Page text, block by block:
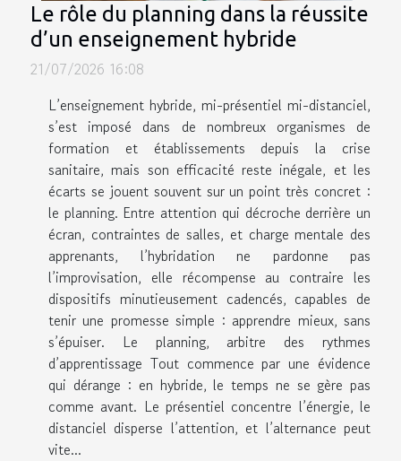
Le rôle du planning dans la réussite
d’un enseignement hybride
21/07/2026 16:08
L’enseignement hybride, mi-présentiel mi-distanciel,
s’est imposé dans de nombreux organismes de
formation et établissements depuis la crise
sanitaire, mais son efficacité reste inégale, et les
écarts se jouent souvent sur un point très concret :
le planning. Entre attention qui décroche derrière un
écran, contraintes de salles, et charge mentale des
apprenants, l’hybridation ne pardonne pas
l’improvisation, elle récompense au contraire les
dispositifs minutieusement cadencés, capables de
tenir une promesse simple : apprendre mieux, sans
s’épuiser. Le planning, arbitre des rythmes
d’apprentissage Tout commence par une évidence
qui dérange : en hybride, le temps ne se gère pas
comme avant. Le présentiel concentre l’énergie, le
distanciel disperse l’attention, et l’alternance peut
vite...